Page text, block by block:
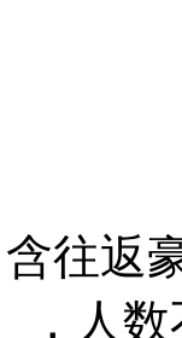
往返
，人